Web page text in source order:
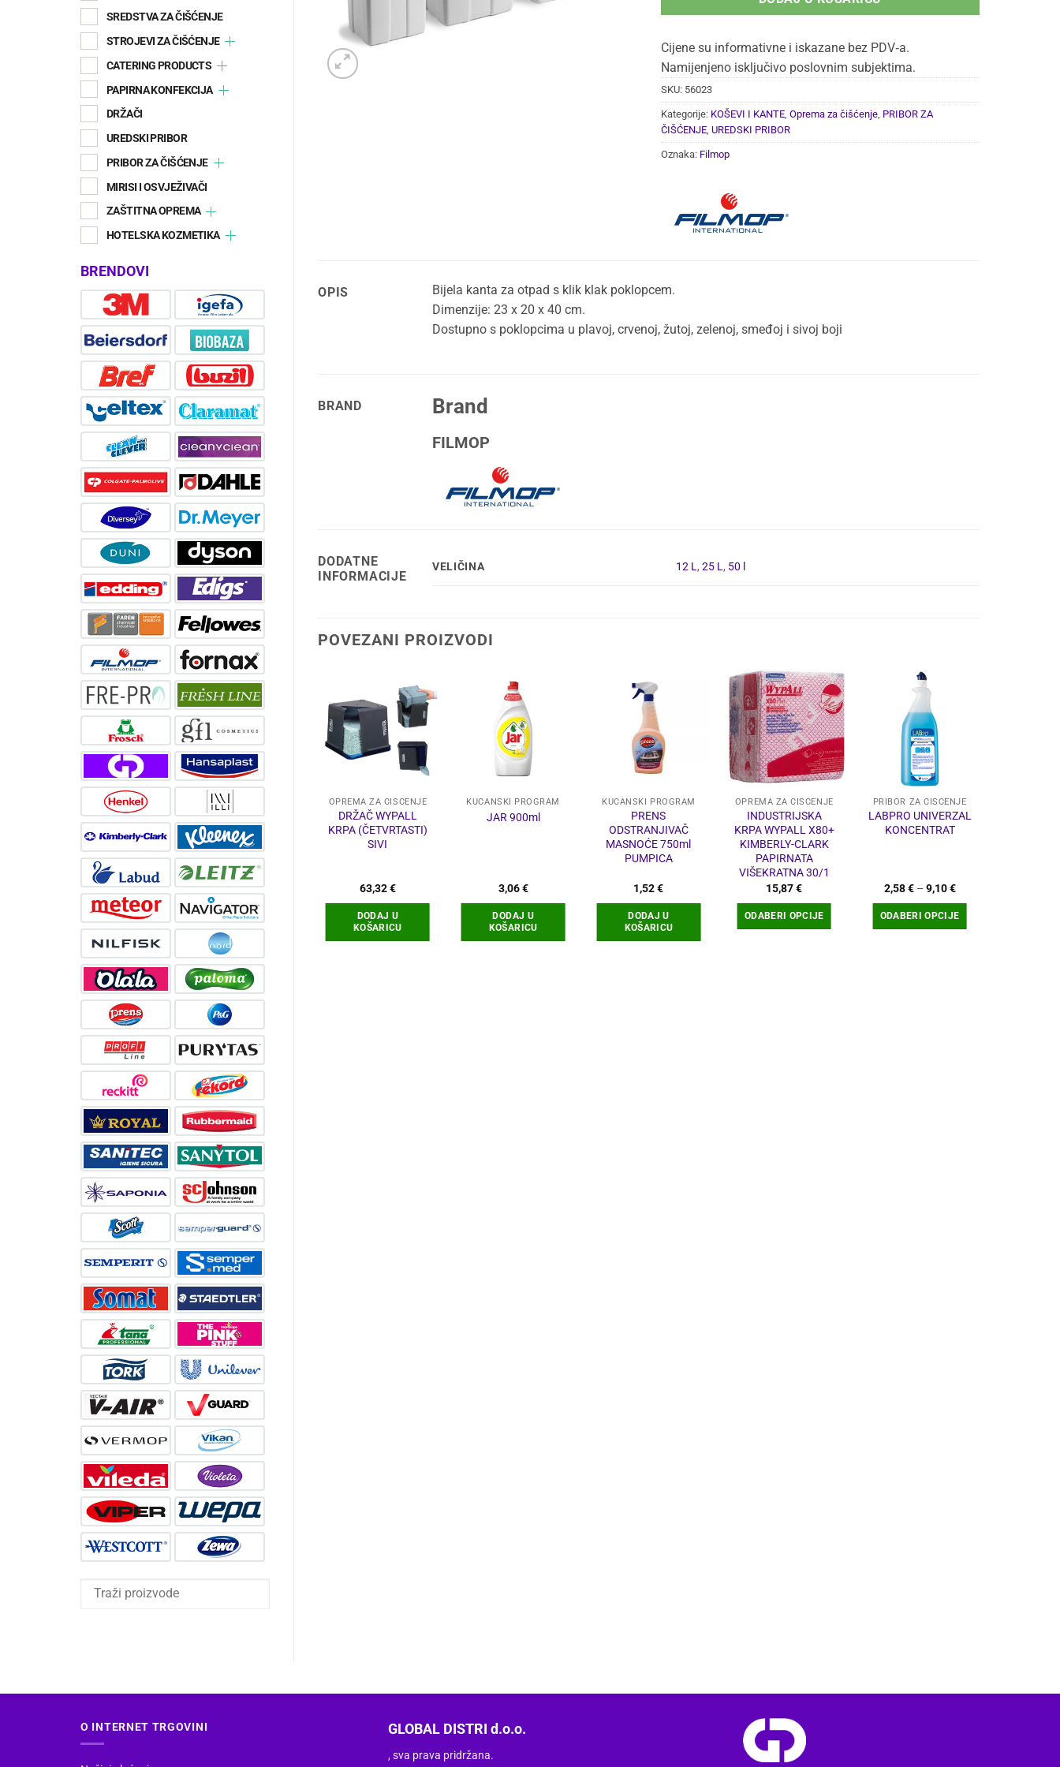
SREDSTVA ZA ČIŠĆENJE
STROJEVI ZA ČIŠĆENJE
CATERING PRODUCTS
PAPIRNA KONFEKCIJA
DRŽAČI
UREDSKI PRIBOR
PRIBOR ZA ČIŠĆENJE
MIRISI I OSVJEŽIVAČI
ZAŠTITNA OPREMA
HOTELSKA KOZMETIKA
BRENDOVI
Cijene su informativne i iskazane bez PDV‑a.
Namijenjeno isključivo poslovnim subjektima.
SKU: 56023
Kategorije: KOŠEVI I KANTE, Oprema za čišćenje, PRIBOR ZA
ČIŠĆENJE, UREDSKI PRIBOR
Oznaka: Filmop
OPIS
Bijela kanta za otpad s klik klak poklopcem.
Dimenzije: 23 x 20 x 40 cm.
Dostupno s poklopcima u plavoj, crvenoj, žutoj, zelenoj, smeđoj i sivoj boji
BRAND Brand
FILMOP
DODATNE
INFORMACIJE
VELIČINA 12 L,25 L, 50 l
POVEZANI PROIZVODI
OPREMA ZA ČIŠĆENJE
DRŽAČ WYPALL
KRPA (ČETVRTASTI)
SIVI
63,32€
DODAJ U
KOŠARICU
KUĆANSKI PROGRAM
JAR 900ml
3,06€
DODAJ U
KOŠARICU
KUĆANSKI PROGRAM
PRENS
ODSTRANJIVAČ
MASNOĆE 750ml
PUMPICA
1,52€
DODAJ U
KOŠARICU
OPREMA ZA ČIŠĆENJE
INDUSTRIJSKA
KRPA WYPALL X80+
KIMBERLY-CLARK
PAPIRNATA
VIŠEKRATNA 30/1
15,87€
ODABERI OPCIJE
PRIBOR ZA ČIŠĆENJE
LABPRO UNIVERZAL
KONCENTRAT
2,58€ – 9,10€Raspon
od
2,58 €
do
ODABERI OPCIJE
KUĆANSKI PROGRAM
PRENS ZA PRANJE
DRVENIH PODOVA
750ml
3,54€
DODAJ U
KOŠARICU
OPREMA ZA ČIŠĆENJE
UREĐAJ ZA
ČIŠĆENJE VIPER
AS710R-EU
12.299,60
DODAJ U
KOŠARICU
O INTERNET TRGOVINI GLOBAL DISTRI d.o.o.
, sva prava pridržana.